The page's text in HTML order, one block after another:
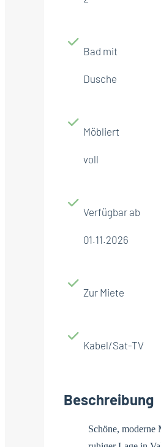
Bad mit
Dusche
Möbliert
voll
Verfügbar ab
01.11.2026
Zur Miete
Kabel/Sat-TV
Beschreibung
Schöne, moderne